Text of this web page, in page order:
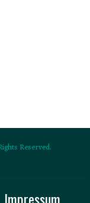
Reserved.